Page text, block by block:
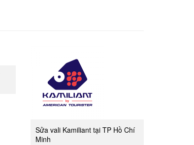
Sửa vali Kamiliant tại TP Hồ Chí
Minh